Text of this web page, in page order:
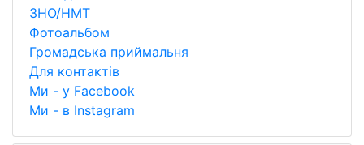
ЗНО/НМТ
Фотоальбом
Громадська приймальня
Для контактів
Ми - у Facebook
Ми - в Instagram